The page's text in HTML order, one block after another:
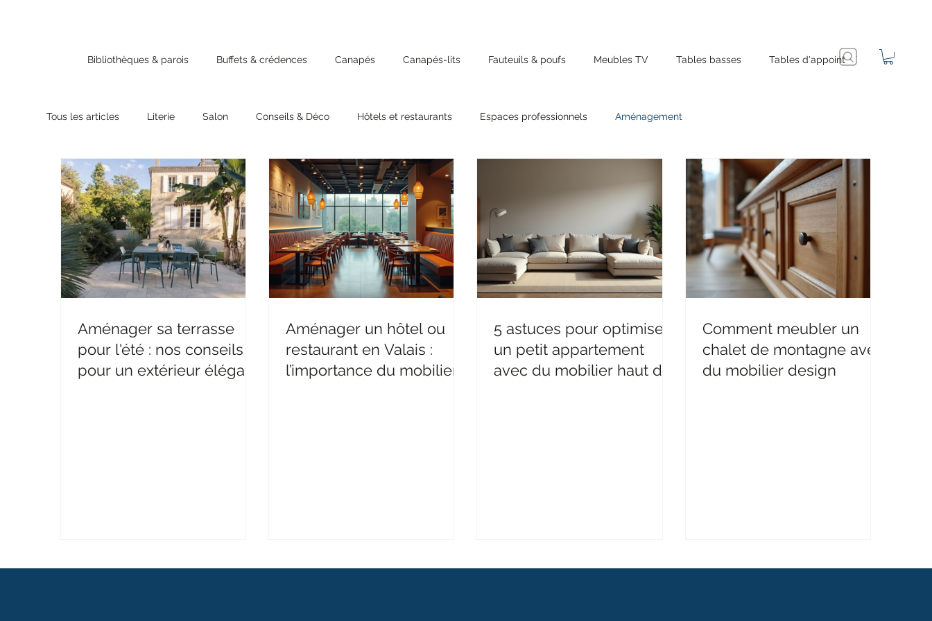
Bibliothèques & parois Buffets & crédences Canapés Canapés-lits Fauteuils & poufs Meubles TV Tables basses Tables d'appoint
Tous les articles Literie Salon Conseils & Déco Hôtels et restaurants Espaces professionnels Aménagement
Aménager sa terrasse
pour l'été : nos conseils
pour un extérieur élégant
Aménager un hôtel ou
restaurant en Valais :
l’importance du mobilier
5 astuces pour optimiser
un petit appartement
avec du mobilier haut de
Comment meubler un
chalet de montagne avec
du mobilier design